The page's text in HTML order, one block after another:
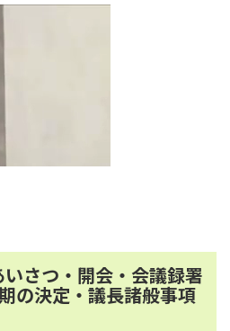
さつ・開会・会議録署
の決定・議長諸般事項